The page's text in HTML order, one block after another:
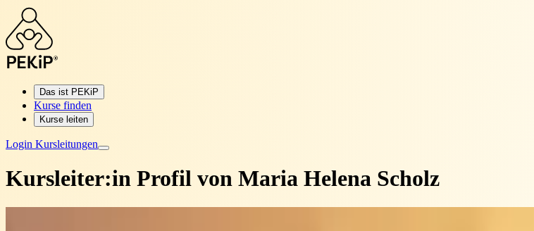
Das ist PEKiP
Kurse finden
Kurse leiten
Login Kursleitungen
Kursleiter:in Profil von Maria Helena Scholz